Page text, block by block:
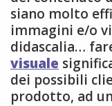
siano molto
immagini e/o
didascalia…
visuale
dei possibili
prodotto, ad